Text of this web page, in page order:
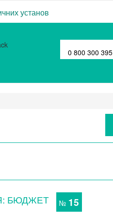
установ
0 800 300 395
БЮДЖЕТ № 15